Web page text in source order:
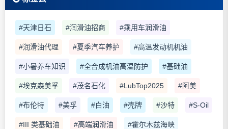
#天津日石 #润滑油招商 #乘用车润滑油
#润滑油代理 #夏季汽车养护 #高温发动机机油
#小暑养车知识 #全合成机油高温防护 #基础油
#埃克森美孚 #茂名石化 #LubTop2025 #阿美
#布伦特 #美孚 #白油 #壳牌 #沙特 #S-Oil
#III 类基础油 #高端润滑油 #霍尔木兹海峡